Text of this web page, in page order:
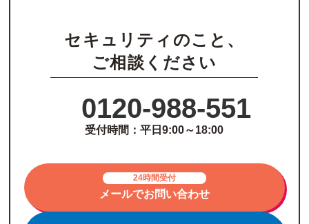
セキュリティのこと、
ご相談ください
0120-988-551
受付時間：平日9:00～18:00
24時間受付
メールでお問い合わせ